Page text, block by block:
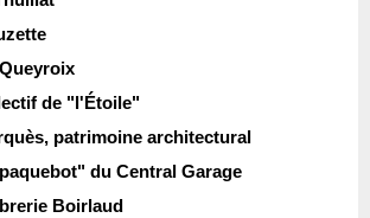
de "l'Étoile"
patrimoine architectural
du Central Garage
Boirlaud